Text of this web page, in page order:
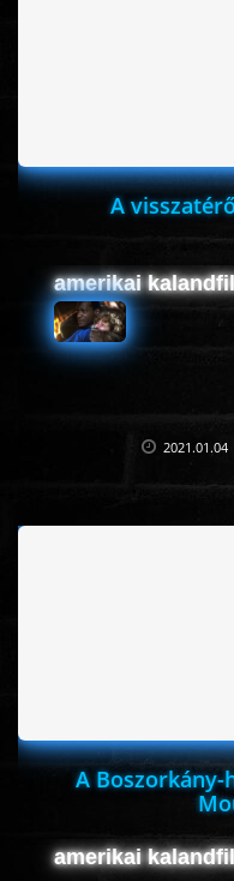
semmilyen jogsértő
A
amerikai
2021.01.04
A Boszorkány-
amerikai